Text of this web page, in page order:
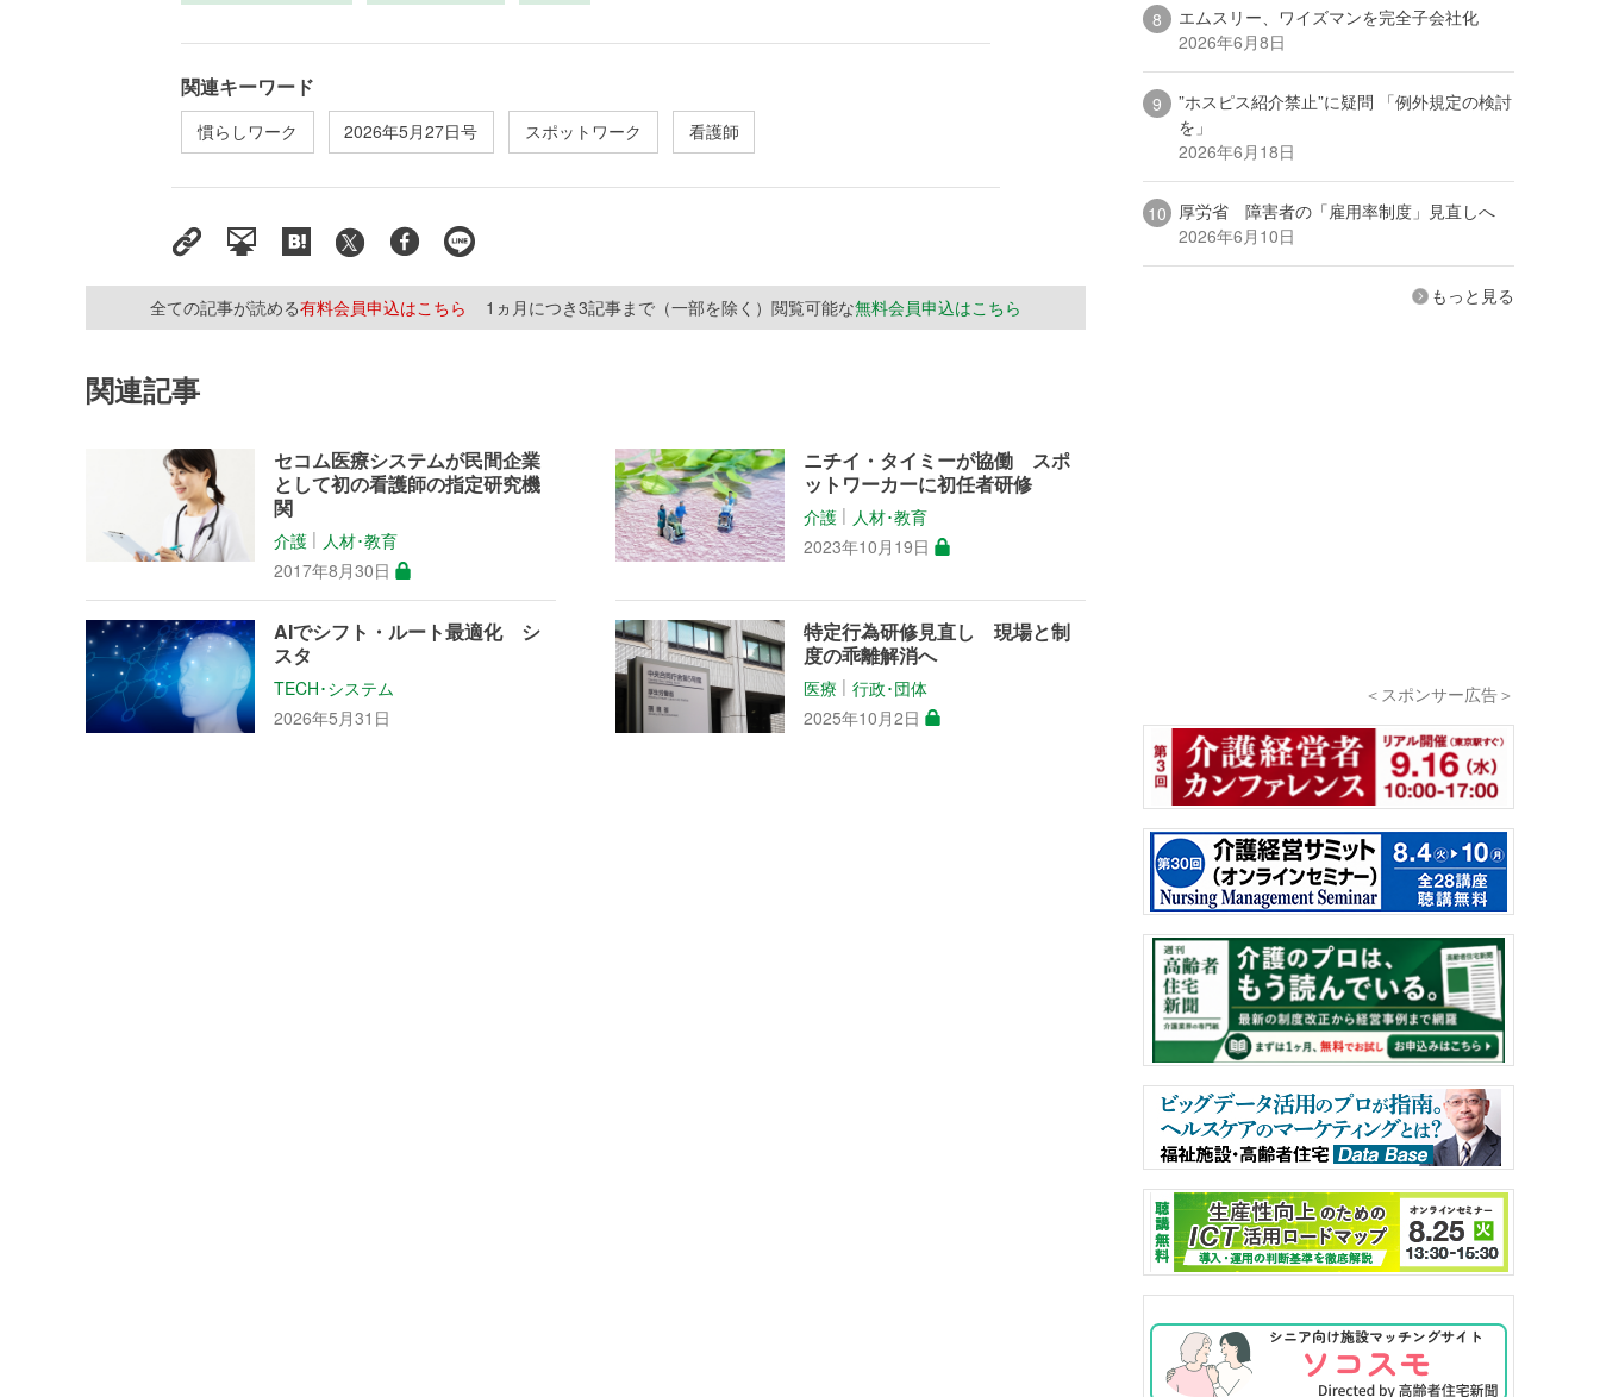
関連キーワード
慣らしワーク 2026年5月27日号 スポットワーク 看護師
全ての記事が読める有料会員申込はこちら 1ヵ月につき3記事まで（一部を除く）閲覧可能な無料会員申込はこちら
関連記事
セコム医療システムが民間企業
として初の看護師の指定研究機
関
介護 │ 人材･教育
2017年8月30日
ニチイ・タイミーが協働 スポ
ットワーカーに初任者研修
介護 │ 人材･教育
2023年10月19日
AIでシフト・ルート最適化 シ
スタ
TECH･システム
2026年5月31日
特定行為研修見直し 現場と制
度の乖離解消へ
医療 │行政･団体
2025年10月2日
エムスリー、ワイズマンを完全子会社化
2026年6月8日
”ホスピス紹介禁止”に疑問 「例外規定の検討
を」
2026年6月18日
厚労省 障害者の「雇用率制度」見直しへ
2026年6月10日
もっと見る
＜スポンサー広告＞